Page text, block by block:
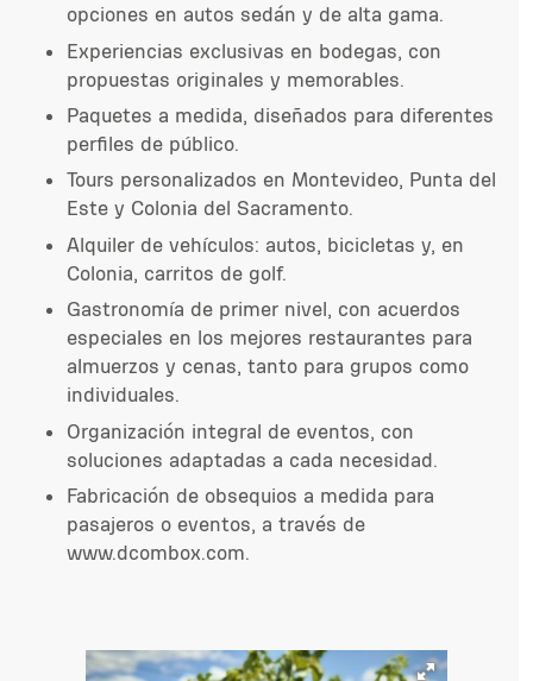
opciones en autos sedán y de alta gama.
Experiencias exclusivas en bodegas, con
propuestas originales y memorables.
Paquetes a medida, diseñados para diferentes
perfiles de público.
Tours personalizados en Montevideo, Punta del
Este y Colonia del Sacramento.
Alquiler de vehículos: autos, bicicletas y, en
Colonia, carritos de golf.
Gastronomía de primer nivel, con acuerdos
especiales en los mejores restaurantes para
almuerzos y cenas, tanto para grupos como
individuales.
Organización integral de eventos, con
soluciones adaptadas a cada necesidad.
Fabricación de obsequios a medida para
pasajeros o eventos, a través de
www.dcombox.com.